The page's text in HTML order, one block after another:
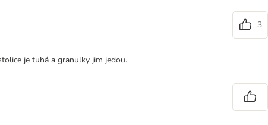
3
je tuhá a granulky jim jedou.